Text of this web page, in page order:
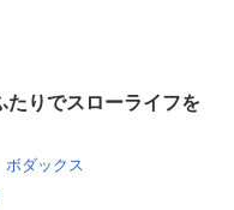
りでスローライフを
ボダックス